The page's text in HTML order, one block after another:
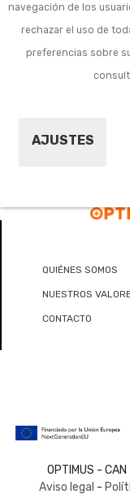
navegación de los
rechazar el uso de
preferencias sobre
AJUSTES
No se han
búsqueda.
QUIÉNES SOMOS
NUESTROS
CONTACTO
OPTIMUS -
Aviso legal -